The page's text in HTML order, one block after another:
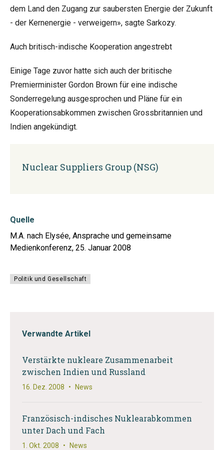
dem Land den Zugang zur saubersten Energie der Zukunft
- der Kernenergie - verweigern», sagte Sarkozy.
Auch britisch-indische Kooperation angestrebt
Einige Tage zuvor hatte sich auch der britische
Premierminister Gordon Brown für eine indische
Sonderregelung ausgesprochen und Pläne für ein
Kooperationsabkommen zwischen Grossbritannien und
Indien angekündigt.
Nuclear Suppliers Group (NSG)
Quelle
M.A. nach Elysée, Ansprache und gemeinsame
Medienkonferenz, 25. Januar 2008
Politik und Gesellschaft
Verwandte Artikel
Verstärkte nukleare Zusammenarbeit
zwischen Indien und Russland
16. Dez. 2008 • News
Französisch-indisches Nuklearabkommen
unter Dach und Fach
1. Okt. 2008 • News